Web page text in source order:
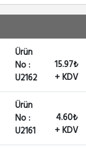
Ürün
No :
U2162
15.97₺
+ KDV
Ürün
No :
U2161
4.60₺
+ KDV